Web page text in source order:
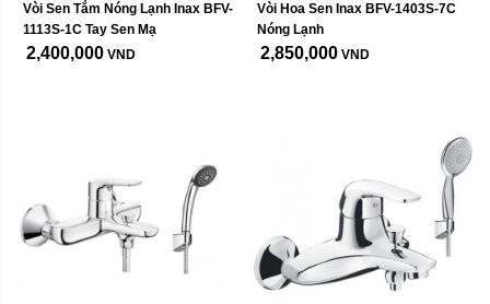
Vòi Sen Tắm Nóng Lạnh Inax BFV-
1113S-1C Tay Sen Mạ
2,400,000 VND
Vòi Hoa Sen Inax BFV-1403S-7C
Nóng Lạnh
2,850,000 VND